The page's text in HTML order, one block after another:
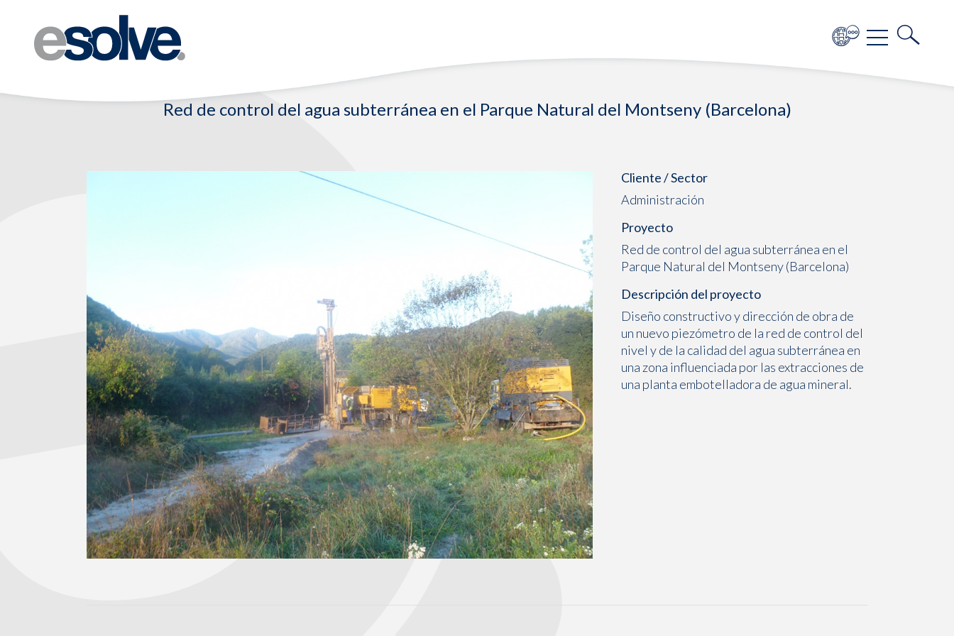
Red de control del agua subterránea en el Parque Natural del Montseny (Barcelona)
Cliente / Sector
Administración
Proyecto
Red de control del agua subterránea en el
Parque Natural del Montseny (Barcelona)
Descripción del proyecto
Diseño constructivo y dirección de obra de
un nuevo piezómetro de la red de control del
nivel y de la calidad del agua subterránea en
una zona influenciada por las extracciones de
una planta embotelladora de agua mineral.